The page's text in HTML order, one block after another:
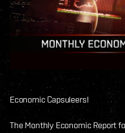
Economic Capsuleers!
The Monthly Economic Report